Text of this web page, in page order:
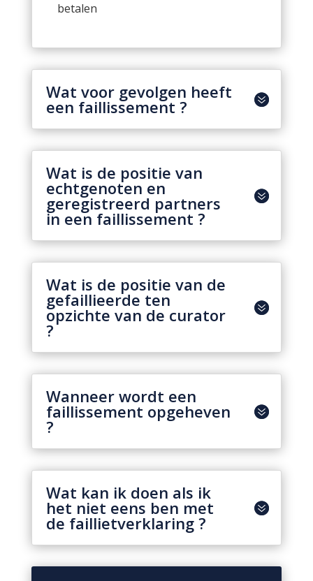
betalen
Wat voor gevolgen heeft
een faillissement ?
Wat is de positie van
echtgenoten en
geregistreerd partners
in een faillissement ?
Wat is de positie van de
gefaillieerde ten
opzichte van de curator
?
Wanneer wordt een
faillissement opgeheven
?
Wat kan ik doen als ik
het niet eens ben met
de faillietverklaring ?